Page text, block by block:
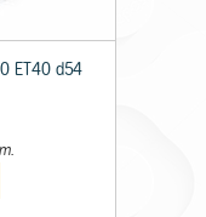
ET40 d54